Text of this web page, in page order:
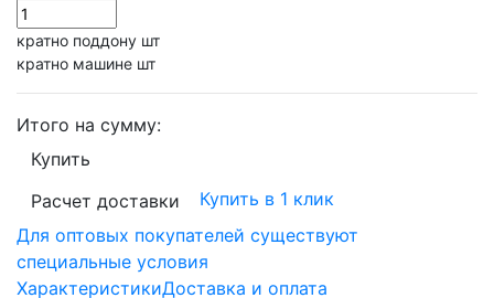
кратно поддону шт
кратно машине шт
Итого на сумму:
Купить
Расчет доставки
Купить в 1 клик
Для оптовых покупателей существуют
специальные условия
ХарактеристикиДоставка и оплата